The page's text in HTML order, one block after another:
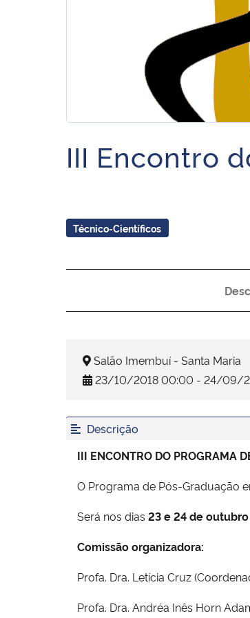
III Encontro
Técnico-Científicos
Salão Imembuí - Santa Maria
23/10/2018 00:00 - 24/09/
Descrição
III ENCONTRO DO PROGRAMA
O Programa de Pós-Graduação
Será nos dias 23 e 24 de
Comissão organizadora:
Profa. Dra. Letícia Cruz
Profa. Dra. Andréa Inês Horn